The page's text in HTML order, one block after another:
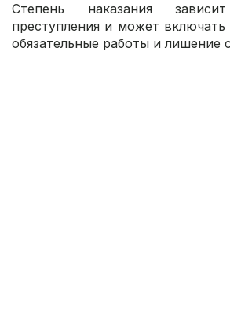
Степень наказания
преступления и может
обязательные работы и лишение